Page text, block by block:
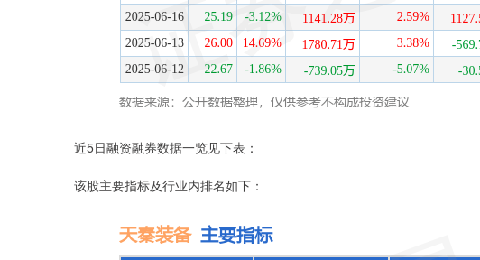
近5日融资融券数据一览见下表：
该股主要指标及行业内排名如下：
上证指数 3940.04 39.68 1.02%